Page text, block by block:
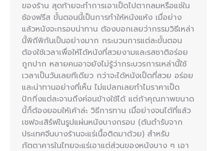
ของร้าน สุดท้ายจะทำการเอาเป็ดไปตากลมหรือแช่ใน
ช้องฟรีส ขั้นตอนนี้เป็นการทำให้หนังแห้ง เมื่อย่าง
แล้วหนังจะกรอบน่าทาน ต้องบอกเลยว่ากรรมวิธีเหล่า
นี้พิถีพิกันเป็นอย่างมาก กระบวนการแต่ละขั้นตอน
ต้องใช้เวลาเพื่อให้ได้หนังที่สวยงามและรสชาติอร่อย
ถูกปาก หลายคนอาจยังไม่รู้ว่ากระบวรการเหล่านี้ใช้
เวลาเป็นวันเลยทีเดียว กว่าจะได้หนังเป็ดที่สวย อร่อย
และน่าทานอย่างที่เห็น ไม่แปลกเลยทำไมราคาเป็ด
ปักกิ่งแต่ละจานถึงค่อนข้างใช้ได้ แต่ถ้าคุณภาพขนาด
นี้ก็ต้องยอมให้เค้าล่ะ วิธีการทาน เมื่อย่างจนได้ที่แล้ว
เชฟจะเสิร์ฟในรูปแผ่นหนังบางกรอบ (ต้นตำรับจาก
ประเทศจีนบางร้านจะแร่เนื้อติดมาด้วย) สำหรับ
ภัตตาคารในไทยจะแร่เอาแต่ส่วนของหนังบาง ๆ เอา